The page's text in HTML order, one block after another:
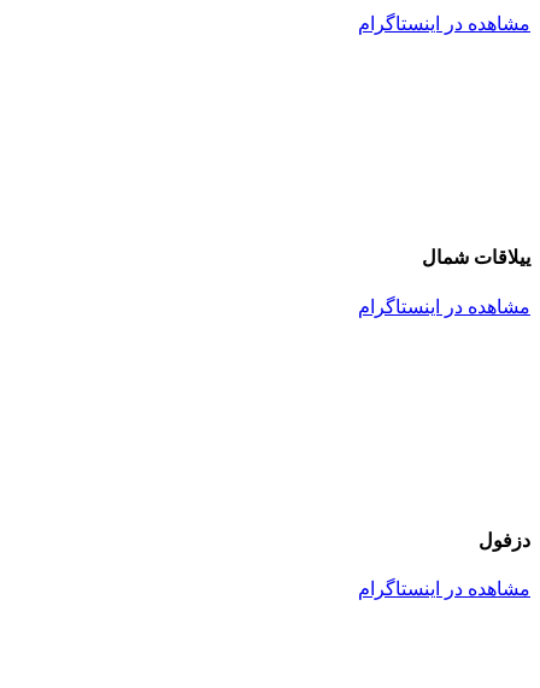
مشاهده در اینستاگرام
ییلاقات شمال
مشاهده در اینستاگرام
دزفول
مشاهده در اینستاگرام